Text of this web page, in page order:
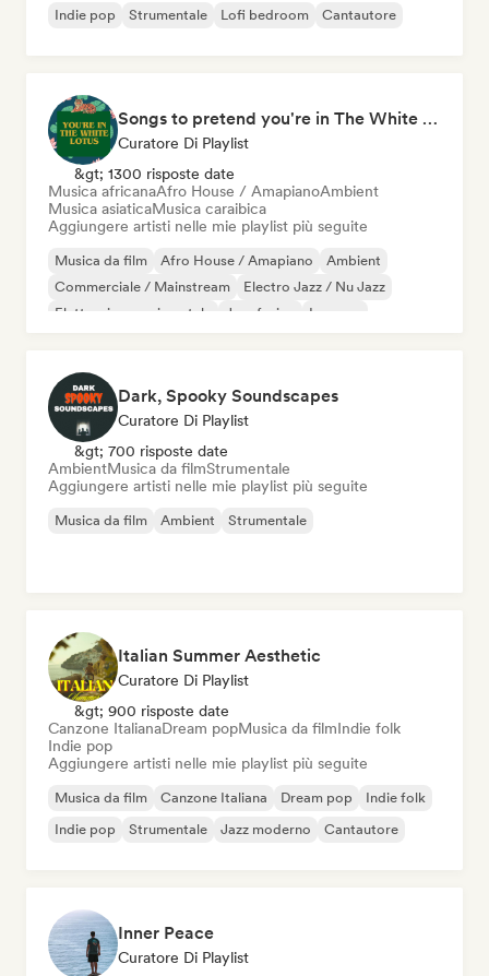
Indie pop
Strumentale Lofi bedroom Cantautore
Songs to pretend you're in The White Lotus
Curatore Di Playlist
&gt; 1300 risposte date
Musica africanaAfro House / AmapianoAmbient
Musica asiaticaMusica caraibica
Aggiungere artisti nelle mie playlist più seguite
Musica da film Afro House / Amapiano
Ambient
Commerciale / Mainstream
Electro Jazz / Nu Jazz
Elettronica sperimentale
Jazz fusion Iperpop
Dark, Spooky Soundscapes
Curatore Di Playlist
&gt; 700 risposte date
AmbientMusica da filmStrumentale
Aggiungere artisti nelle mie playlist più seguite
Musica da film Ambient Strumentale
Italian Summer Aesthetic
Curatore Di Playlist
&gt; 900 risposte date
Canzone ItalianaDream popMusica da filmIndie folk
Indie pop
Aggiungere artisti nelle mie playlist più seguite
Musica da film Canzone Italiana Dream pop
Indie folk
Indie pop
Strumentale Jazz moderno Cantautore
Inner Peace
Curatore Di Playlist